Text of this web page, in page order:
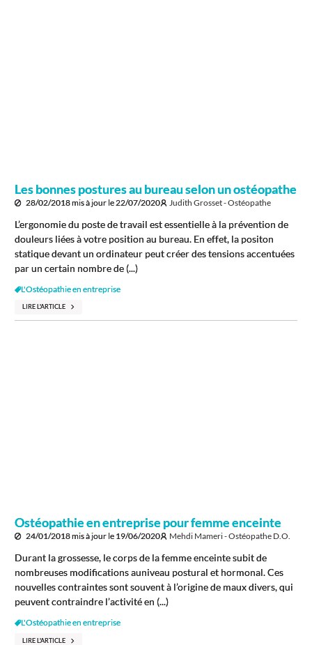
Les bonnes postures au bureau selon un ostéopathe
28/02/2018mis à jour le 22/07/2020 Judith Grosset - Ostéopathe
L’ergonomie du poste de travail est essentielle à la prévention de
douleurs liées à votre position au bureau. En effet, la positon
statique devant un ordinateur peut créer des tensions accentuées
par un certain nombre de (...)
L'Ostéopathie en entreprise
LIRE L'ARTICLE
Ostéopathie en entreprise pour femme enceinte
24/01/2018mis à jour le 19/06/2020 Mehdi Mameri - Ostéopathe D.O.
Durant la grossesse, le corps de la femme enceinte subit de
nombreuses modifications auniveau postural et hormonal. Ces
nouvelles contraintes sont souvent à l’origine de maux divers, qui
peuvent contraindre l’activité en (...)
L'Ostéopathie en entreprise
LIRE L'ARTICLE